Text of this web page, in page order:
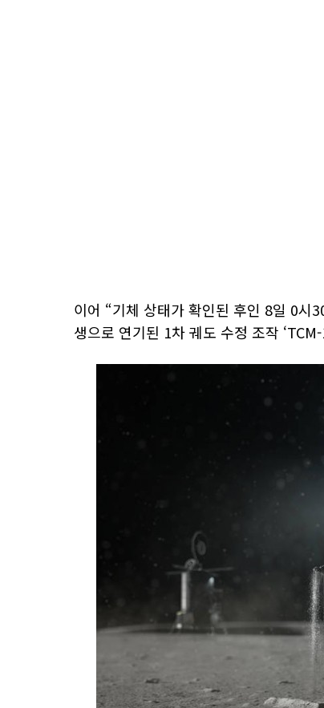
이어 “기체 상태가 확인된 후인 8일 0시
생으로 연기된 1차 궤도 수정 조작